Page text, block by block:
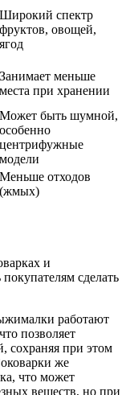
Широкий спектр
фруктов, овощей,
ягод
Занимает меньше
места при хранении
Может быть шумной,
особенно
центрифужные
модели
Меньше отходов
(жмых)
и
сделать
работают
позволяет
сохраняя при этом
же
что может
веществ, но при